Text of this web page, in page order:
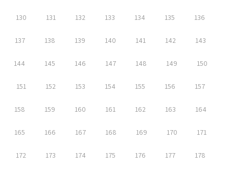
130 131 132 133 134 135 136
137 138 139 140 141 142 143
144 145 146 147 148 149 150
151 152 153 154 155 156 157
158 159 160 161 162 163 164
165 166 167 168 169 170 171
172 173 174 175 176 177 178